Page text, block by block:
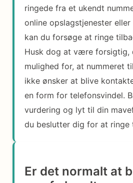
ringede fra et ukendt
online opslagstjenester
kan du forsøge at ringe
Husk dog at være forsigtig,
mulighed for, at nummeret
ikke ønsker at blive
en form for telefonsvindel.
vurdering og lyt til din
du beslutter dig for at ringe
Er det normalt at